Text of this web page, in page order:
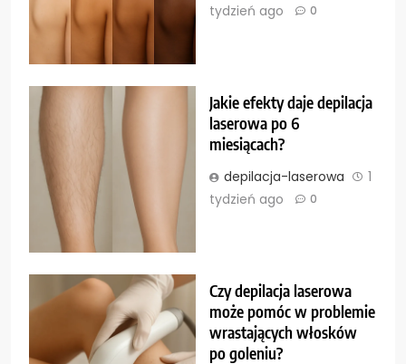
tydzień ago
0
Jakie efekty daje depilacja
laserowa po 6
miesiącach?
depilacja-laserowa
1
tydzień ago
0
Czy depilacja laserowa
może pomóc w problemie
wrastających włosków
po goleniu?